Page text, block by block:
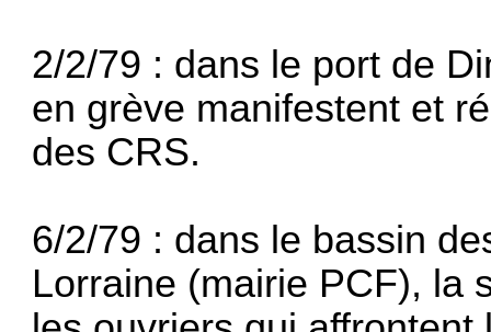
2/2/79 : dans le port de
en grève manifestent et
des CRS.
6/2/79 : dans le bassin
Lorraine (mairie PCF), la